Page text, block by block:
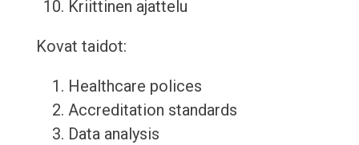
Kriittinen ajattelu
Kovat taidot:
Healthcare polices
Accreditation standards
Data analysis